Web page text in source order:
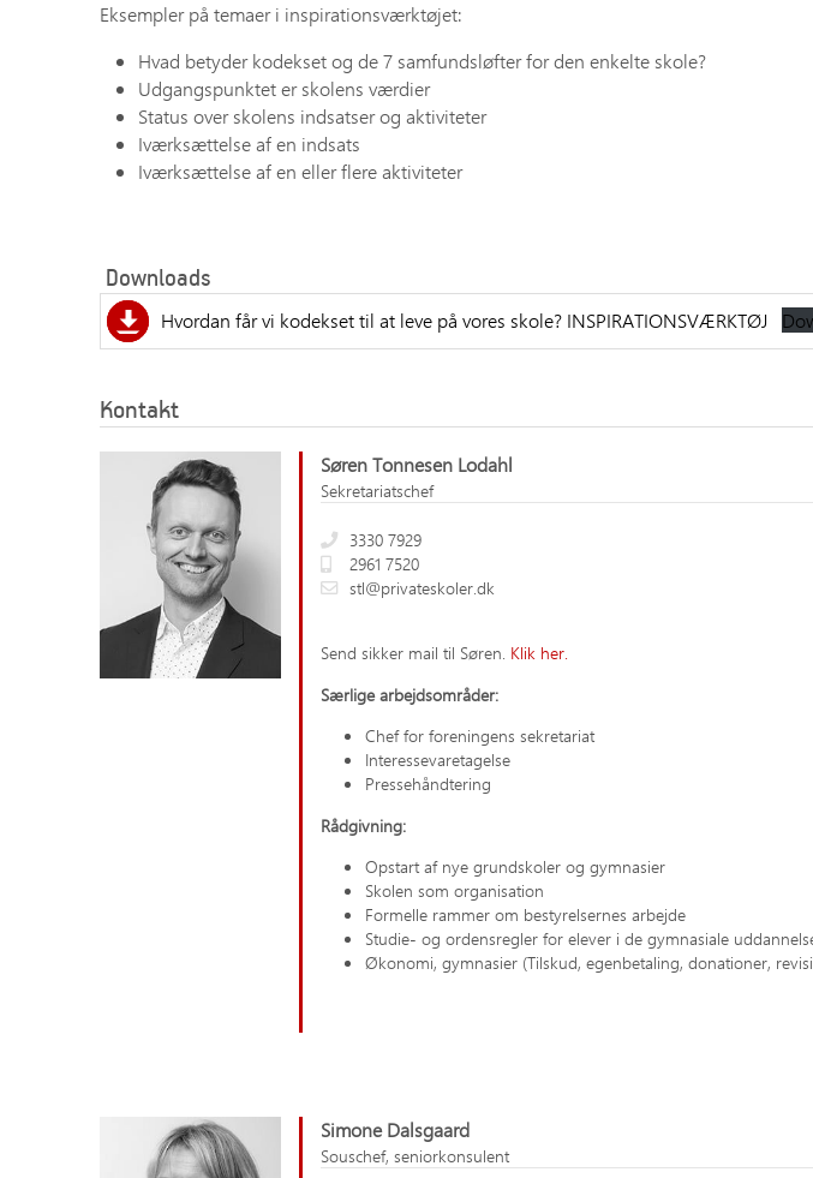
Eksempler på temaer i inspirationsværktøjet:
Hvad betyder kodekset og de 7 samfundsløfter for den enkelte skole?
Udgangspunktet er skolens værdier
Status over skolens indsatser og aktiviteter
Iværksættelse af en indsats
Iværksættelse af en eller flere aktiviteter
Downloads
Hvordan får vi kodekset til at leve på vores skole? INSPIRATIONSVÆRKTØJ
Kontakt
Søren Tonnesen Lodahl
Sekretariatschef
3330 7929
2961 7520
stl@privateskoler.dk
Send sikker mail til Søren. Klik her.
Særlige arbejdsområder:
Chef for foreningens sekretariat
Interessevaretagelse
Pressehåndtering
Rådgivning:
Opstart af nye grundskoler og gymnasier
Skolen som organisation
Formelle rammer om bestyrelsernes arbejde
Studie- og ordensregler for elever i de gymnasiale
Økonomi, gymnasier (Tilskud, egenbetaling, donationer,
Simone Dalsgaard
Souschef, seniorkonsulent